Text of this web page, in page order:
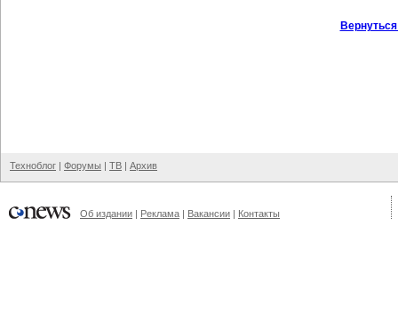
Техноблог | Форумы | ТВ | Архив
Об издании | Реклама | Вакансии | Контакты